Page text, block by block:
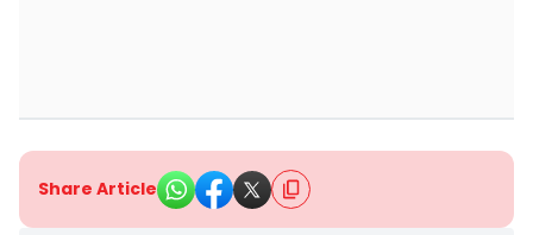
Share Article